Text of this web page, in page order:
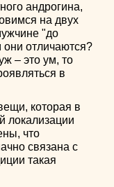
андрогина,
на двух
"до
они отличаются?
– это ум, то
в
которая в
локализации
что
связана с
такая